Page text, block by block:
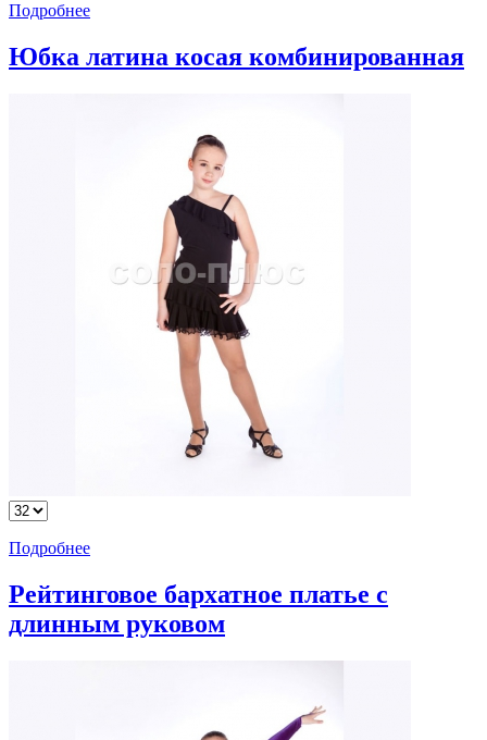
Подробнее
Юбка латина косая комбинированная
Подробнее
Рейтинговое бархатное платье с
длинным руковом